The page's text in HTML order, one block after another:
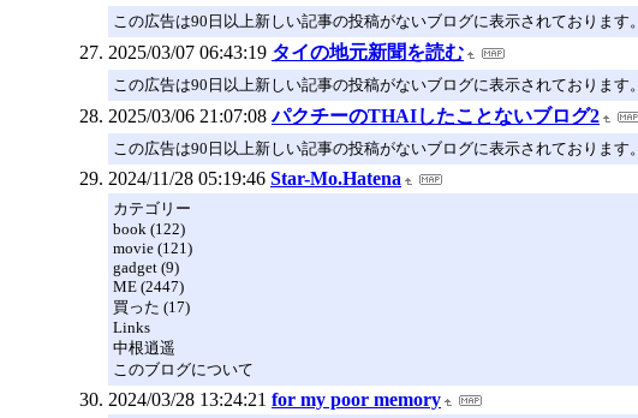
この広告は90日以上新しい記事の投稿がないブログに表示されております。
2025/03/07 06:43:19 タイの地元新聞を読む
この広告は90日以上新しい記事の投稿がないブログに表示されております。
2025/03/06 21:07:08 パクチーのTHAIしたことないブログ2
この広告は90日以上新しい記事の投稿がないブログに表示されております。
2024/11/28 05:19:46 Star-Mo.Hatena
カテゴリー
book (122)
movie (121)
gadget (9)
ME (2447)
買った (17)
Links
中根逍遥
このブログについて
2024/03/28 13:24:21 for my poor memory